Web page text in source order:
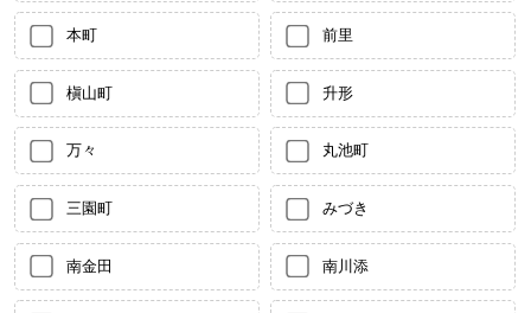
本町 前里
槇山町 升形
万々 丸池町
三園町 みづき
南金田 南川添